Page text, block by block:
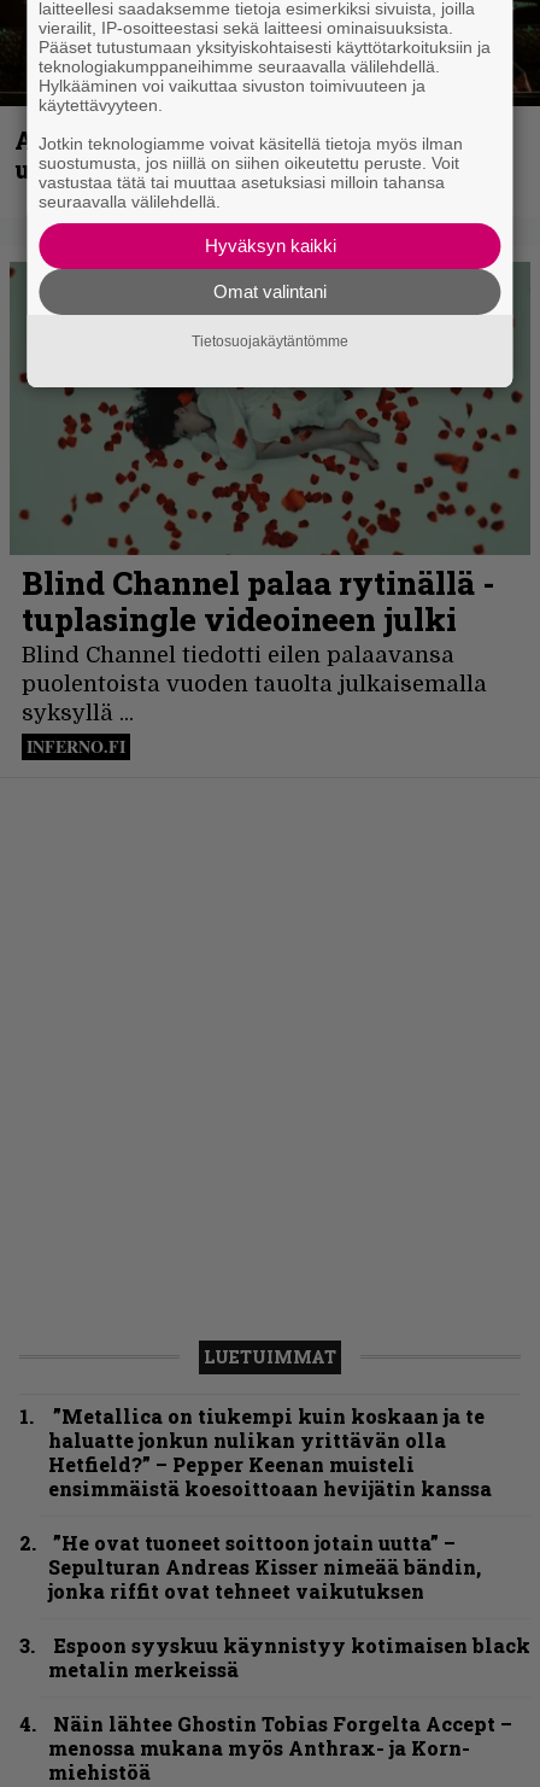
Anthrax vie katsojat keikkatunnelmiin
uudella videollaan
LUETUIMMAT
”Metallica on tiukempi kuin koskaan ja te
haluatte jonkun nulikan yrittävän olla
Hetfield?” – Pepper Keenan muisteli
ensimmäistä koesoittoaan hevijätin kanssa
”He ovat tuoneet soittoon jotain uutta” –
Sepulturan Andreas Kisser nimeää bändin,
jonka riffit ovat tehneet vaikutuksen
Espoon syyskuu käynnistyy kotimaisen black
metalin merkeissä
Näin lähtee Ghostin Tobias Forgelta Accept –
menossa mukana myös Anthrax- ja Korn-
miehistöä
laitteellesi saadaksemme tietoja esimerkiksi sivuista, joilla
vierailit, IP-osoitteestasi sekä laitteesi ominaisuuksista.
Pääset tutustumaan yksityiskohtaisesti käyttötarkoituksiin ja
teknologiakumppaneihimme seuraavalla välilehdellä.
Hylkääminen voi vaikuttaa sivuston toimivuuteen ja
käytettävyyteen.
Jotkin teknologiamme voivat käsitellä tietoja myös ilman
suostumusta, jos niillä on siihen oikeutettu peruste. Voit
vastustaa tätä tai muuttaa asetuksiasi milloin tahansa
seuraavalla välilehdellä.
Hyväksyn kaikki
Omat valintani
Tietosuojakäytäntömme